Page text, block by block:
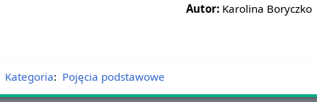
Autor: Karolina Boryczko
Kategoria: Pojęcia podstawowe